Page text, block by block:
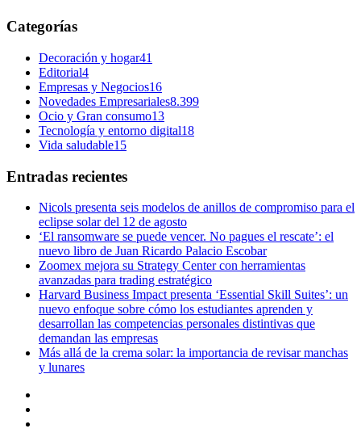
Categorías
Decoración y hogar41
Editorial4
Empresas y Negocios16
Novedades Empresariales8.399
Ocio y Gran consumo13
Tecnología y entorno digital18
Vida saludable15
Entradas recientes
Nicols presenta seis modelos de anillos de compromiso para el
eclipse solar del 12 de agosto
‘El ransomware se puede vencer. No pagues el rescate’: el
nuevo libro de Juan Ricardo Palacio Escobar
Zoomex mejora su Strategy Center con herramientas
avanzadas para trading estratégico
Harvard Business Impact presenta ‘Essential Skill Suites’: un
nuevo enfoque sobre cómo los estudiantes aprenden y
desarrollan las competencias personales distintivas que
demandan las empresas
Más allá de la crema solar: la importancia de revisar manchas
y lunares